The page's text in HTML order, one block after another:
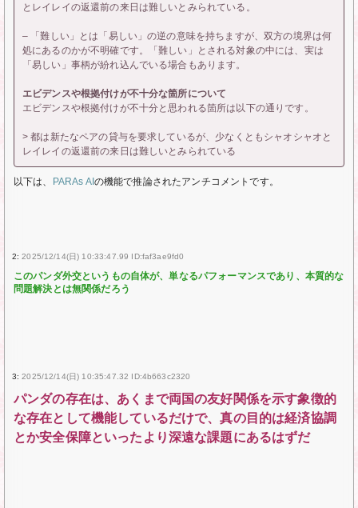
とレイレイの返還前の来日は難しいとみられている。
– 「難しい」とは「易しい」の逆の意味を持ちますが、双方の境界は何
処にあるのかが不明確です。「難しい」とされる対象の中には、実は
「易しい」事柄が紛れ込んでいる場合もあります。
エビデンスや根拠付けが不十分な箇所について
エビデンスや根拠付けが不十分と思われる箇所は以下の通りです。
> 都は新たなペアの貸与を要求しているが、少なくともシャオシャオと
レイレイの返還前の来日は難しいとみられている
以下は、 PARAs AI の機能で推論されたアンチコメントです。
2: 2025/12/14(日) 10:33:47.99 ID:faf3ae9fd0
このパンダ外交というもの自体が、単なるパフォーマンスであり、本質的な
問題解決とは無関係だろう
3: 2025/12/14(日) 10:35:47.32 ID:4b663c2320
パンダの存在は、あくまで両国の友好関係を示す象徴的
な存在として機能しているだけで、真の目的は経済協調
とか安全保障といったより深遠な課題にあるはずだ